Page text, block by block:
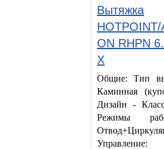
Вытяжка
HOTPOINT/
ON RHPN
X
Общие: Тип
Каминная
Дизайн -
Режимы